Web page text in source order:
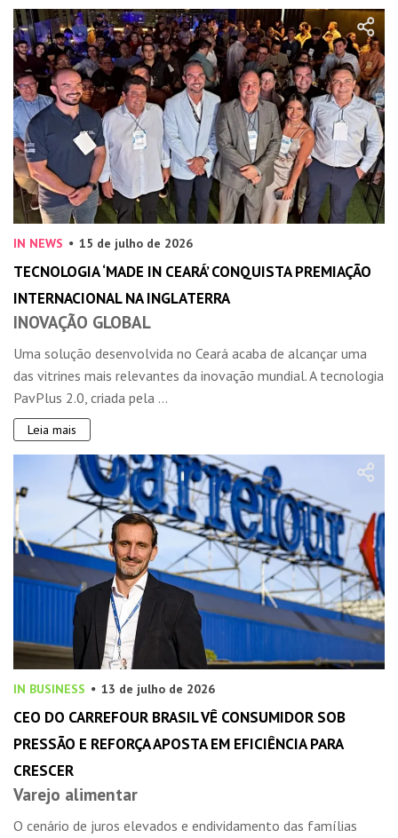
IN NEWS 15 de julho de 2026
TECNOLOGIA ‘MADE IN CEARÁ’ CONQUISTA PREMIAÇÃO
INTERNACIONAL NA INGLATERRA
INOVAÇÃO GLOBAL
Uma solução desenvolvida no Ceará acaba de alcançar uma
das vitrines mais relevantes da inovação mundial. A tecnologia
PavPlus 2.0, criada pela ...
Leia mais
IN BUSINESS 13 de julho de 2026
CEO DO CARREFOUR BRASIL VÊ CONSUMIDOR SOB
PRESSÃO E REFORÇA APOSTA EM EFICIÊNCIA PARA
CRESCER
Varejo alimentar
O cenário de juros elevados e endividamento das famílias